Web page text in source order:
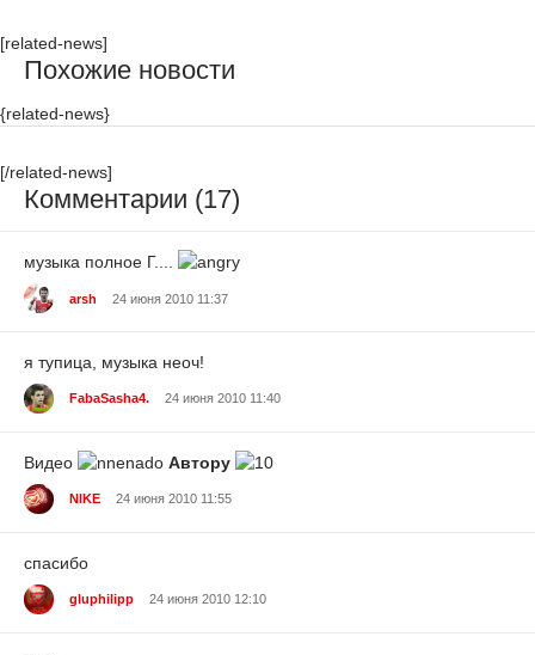
[related-news]
Похожие новости
{related-news}
[/related-news]
Комментарии (17)
музыка полное Г....
arsh 24 июня 2010 11:37
я тупица , музыка неоч!
FabaSasha4. 24 июня 2010 11:40
Видео Автору
NIKE 24 июня 2010 11:55
спасибо
gluphilipp 24 июня 2010 12:10